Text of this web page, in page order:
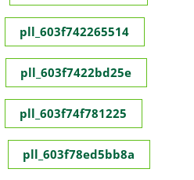
pll_603f742265514
pll_603f7422bd25e
pll_603f74f781225
pll_603f78ed5bb8a